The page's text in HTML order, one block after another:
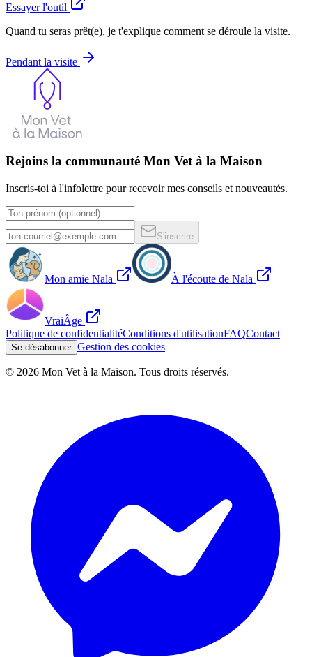
Essayer l'outil
Quand tu seras prêt(e), je t'explique comment se déroule la visite.
Pendant la visite
Rejoins la communauté Mon Vet à la Maison
Inscris-toi à l'infolettre pour recevoir mes conseils et nouveautés.
S'inscrire
Mon amie Nala À l'écoute de Nala
VraiÂge
Politique de confidentialitéConditions d'utilisationFAQContact
Se désabonner Gestion des cookies
© 2026 Mon Vet à la Maison. Tous droits réservés.